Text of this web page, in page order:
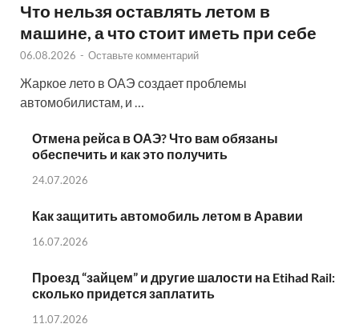
Что нельзя оставлять летом в
машине, а что стоит иметь при себе
06.08.2026 - Оставьте комментарий
Жаркое лето в ОАЭ создает проблемы
автомобилистам, и …
Отмена рейса в ОАЭ? Что вам обязаны
обеспечить и как это получить
24.07.2026
Как защитить автомобиль летом в Аравии
16.07.2026
Проезд “зайцем” и другие шалости на Etihad Rail:
сколько придется заплатить
11.07.2026